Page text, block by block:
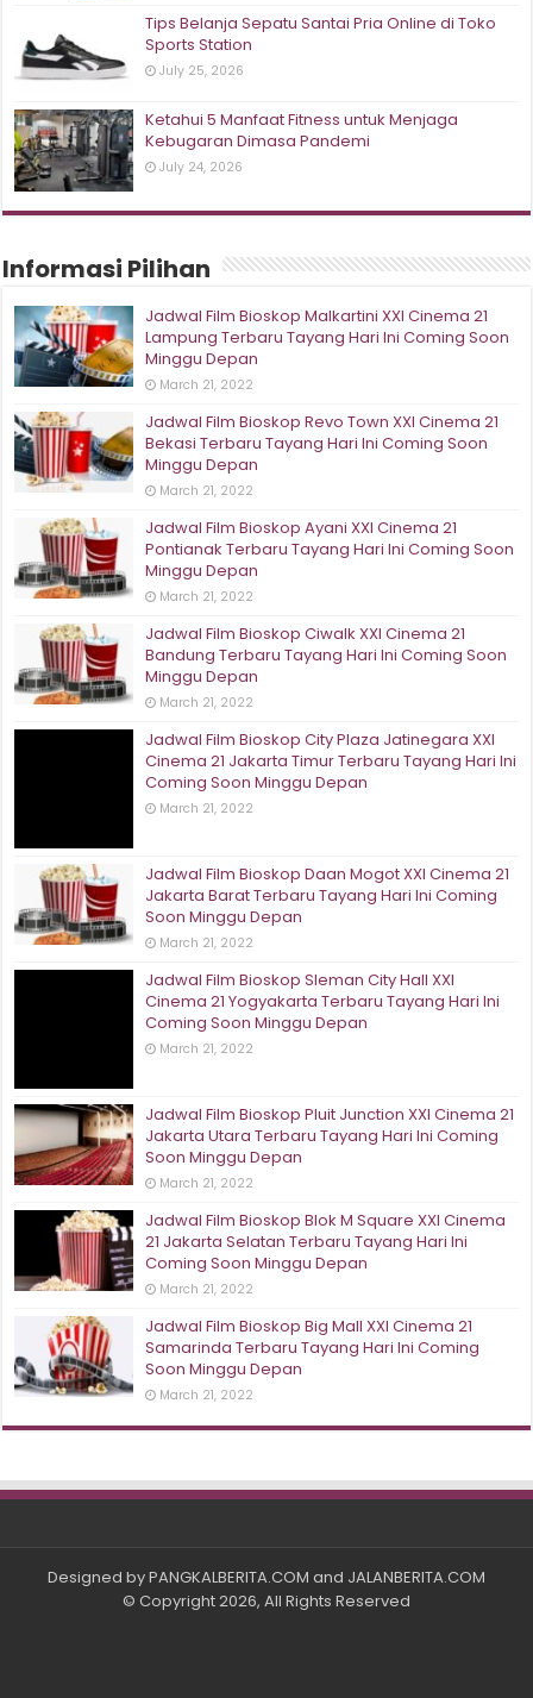
Tips Belanja Sepatu Santai Pria Online di Toko
Sports Station
July 25, 2026
Ketahui 5 Manfaat Fitness untuk Menjaga
Kebugaran Dimasa Pandemi
July 24, 2026
Informasi Pilihan
Jadwal Film Bioskop Malkartini XXI Cinema 21
Lampung Terbaru Tayang Hari Ini Coming Soon
Minggu Depan
March 21, 2022
Jadwal Film Bioskop Revo Town XXI Cinema 21
Bekasi Terbaru Tayang Hari Ini Coming Soon
Minggu Depan
March 21, 2022
Jadwal Film Bioskop Ayani XXI Cinema 21
Pontianak Terbaru Tayang Hari Ini Coming Soon
Minggu Depan
March 21, 2022
Jadwal Film Bioskop Ciwalk XXI Cinema 21
Bandung Terbaru Tayang Hari Ini Coming Soon
Minggu Depan
March 21, 2022
Jadwal Film Bioskop City Plaza Jatinegara XXI
Cinema 21 Jakarta Timur Terbaru Tayang Hari Ini
Coming Soon Minggu Depan
March 21, 2022
Jadwal Film Bioskop Daan Mogot XXI Cinema 21
Jakarta Barat Terbaru Tayang Hari Ini Coming
Soon Minggu Depan
March 21, 2022
Jadwal Film Bioskop Sleman City Hall XXI
Cinema 21 Yogyakarta Terbaru Tayang Hari Ini
Coming Soon Minggu Depan
March 21, 2022
Jadwal Film Bioskop Pluit Junction XXI Cinema 21
Jakarta Utara Terbaru Tayang Hari Ini Coming
Soon Minggu Depan
March 21, 2022
Jadwal Film Bioskop Blok M Square XXI Cinema
21 Jakarta Selatan Terbaru Tayang Hari Ini
Coming Soon Minggu Depan
March 21, 2022
Jadwal Film Bioskop Big Mall XXI Cinema 21
Samarinda Terbaru Tayang Hari Ini Coming
Soon Minggu Depan
March 21, 2022
Designed byPANGKALBERITA.COM and JALANBERITA.COM
© Copyright 2026, All Rights Reserved